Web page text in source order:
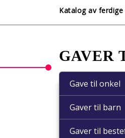
Katalog av
GAVER
Gave til onkel
Gaver til barn
Gaver til